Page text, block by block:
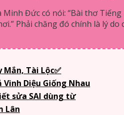
Đức có nói: “Bài thơ
Phải chăng đó chính là lý
Tài Lộc✅
Diệu Giống Nhau
sửa SAI dùng từ
Lân